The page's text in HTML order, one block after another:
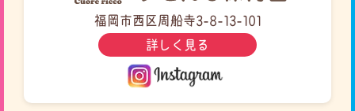
福岡市西区周船寺3-8-13-101
詳しく見る